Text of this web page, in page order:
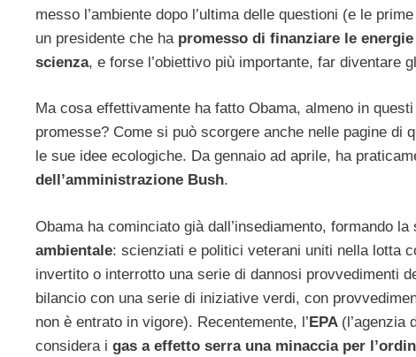
messo l’ambiente dopo l’ultima delle questioni (e le
un presidente che ha promesso di finanziare le
scienza, e forse l’obiettivo più importante, far diventare
Ma cosa effettivamente ha fatto Obama, almeno in
promesse? Come si può scorgere anche nelle pagine di
le sue idee ecologiche. Da gennaio ad aprile, ha
dell’amministrazione Bush.
Obama ha cominciato già dall’insediamento, formando la
ambientale: scienziati e politici veterani uniti nella lotta
invertito o interrotto una serie di dannosi provvedimenti
bilancio con una serie di iniziative verdi, con
non è entrato in vigore). Recentemente, l’EPA (l’agenzia
considera i gas a effetto serra una minaccia per